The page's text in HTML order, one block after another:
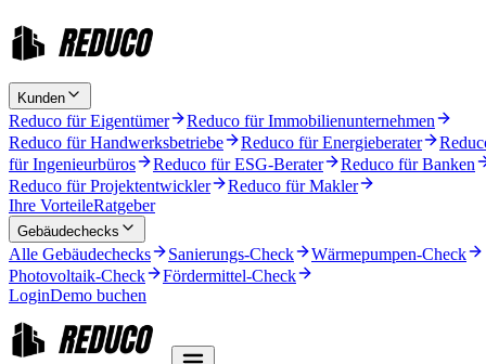
Kunden
Reduco für Eigentümer
Reduco für Immobilienunternehmen
Reduco für Handwerksbetriebe
Reduco für Energieberater
für Ingenieurbüros
Reduco für ESG-Berater
Reduco für Banken
Reduco für Projektentwickler
Reduco für Makler
Ihre VorteileRatgeber
Gebäudechecks
Alle Gebäudechecks Sanierungs-Check
Wärmepumpen-Check
Photovoltaik-Check
Fördermittel-Check
LoginDemo buchen